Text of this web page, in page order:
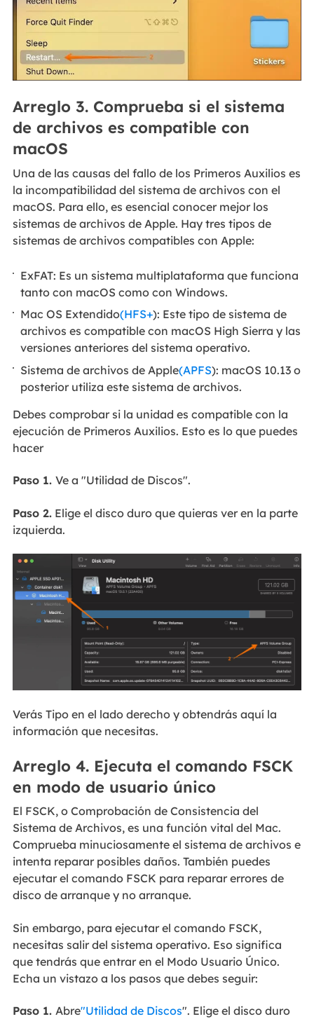
Arreglo 3. Comprueba si el sistema
de archivos es compatible con
macOS
Una de las causas del fallo de los Primeros Auxilios es
la incompatibilidad del sistema de archivos con el
macOS. Para ello, es esencial conocer mejor los
sistemas de archivos de Apple. Hay tres tipos de
sistemas de archivos compatibles con Apple:
ExFAT: Es un sistema multiplataforma que funciona
tanto con macOS como con Windows.
Mac OS Extendido(HFS+): Este tipo de sistema de
archivos es compatible con macOS High Sierra y las
versiones anteriores del sistema operativo.
Sistema de archivos de Apple(APFS): macOS 10.13 o
posterior utiliza este sistema de archivos.
Debes comprobar si la unidad es compatible con la
ejecución de Primeros Auxilios. Esto es lo que puedes
hacer
Paso 1. Ve a "Utilidad de Discos".
Paso 2.Elige el disco duro que quieras ver en la parte
izquierda.
Verás Tipo en el lado derecho y obtendrás aquí la
información que necesitas.
Arreglo 4. Ejecuta el comando FSCK
en modo de usuario único
El FSCK, o Comprobación de Consistencia del
Sistema de Archivos, es una función vital del Mac.
Comprueba minuciosamente el sistema de archivos e
intenta reparar posibles daños. También puedes
ejecutar el comando FSCK para reparar errores de
disco de arranque y no arranque.
Sin embargo, para ejecutar el comando FSCK,
necesitas salir del sistema operativo. Eso significa
que tendrás que entrar en el Modo Usuario Único.
Echa un vistazo a los pasos que debes seguir:
Paso 1. Abre"Utilidad de Discos". Elige el disco duro